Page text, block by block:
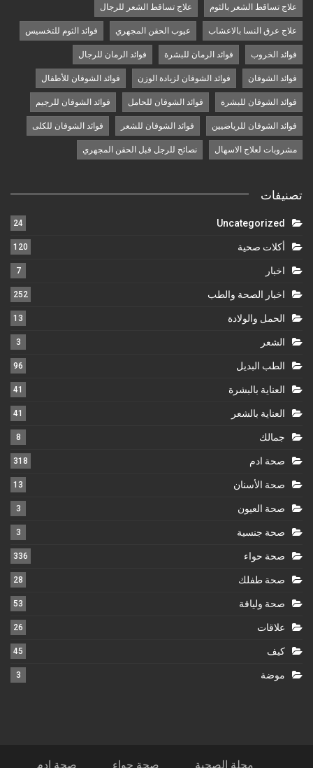
علاج تساقط الشعر بالثوم علاج تساقط الشعر للرجال
علاج عرق النسا بالاعشاب عيوب الحقن المجهري فوائد الثوم للتخسيس
فوائد الخروب فوائد الرمان للبشرة فوائد الرمان للرجال
فوائد الشوفان فوائد الشوفان لزيادة الوزن فوائد الشوفان للأطفال
فوائد الشوفان للبشرة فوائد الشوفان للحامل فوائد الشوفان للرجيم
فوائد الشوفان للرياضيين فوائد الشوفان للشعر فوائد الشوفان للكلى
مشروبات لعلاج الاسهال نصائح للرجل قبل الحقن المجهري
تصنيفات
Uncategorized
24
أكلات صحية 120
اخبار 7
اخبار الصحة والطب 252
الحمل والولادة 13
الشعر 3
الطب البديل 96
العناية بالبشرة 41
العناية بالشعر 41
جمالك 8
صحة ادم 318
صحة الأسنان 13
صحة العيون 3
صحة جنسية 3
صحة حواء 336
صحة طفلك 28
صحة ولياقة 53
علاقات 26
كيف 45
موضة 3
مجلة الصحبة صحة حواء صحة ادم